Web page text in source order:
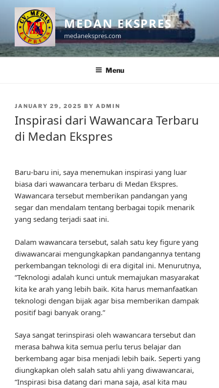
content
MEDAN EKSPRES
medanekspres.com
Menu
POSTED
JANUARY 29, 2025 BY ADMIN
Inspirasi dari Wawancara Terbaru
di Medan Ekspres
Baru-baru ini, saya menemukan inspirasi yang luar
biasa dari wawancara terbaru di Medan Ekspres.
Wawancara tersebut memberikan pandangan yang
segar dan mendalam tentang berbagai topik menarik
yang sedang terjadi saat ini.
Dalam wawancara tersebut, salah satu key figure yang
diwawancarai mengungkapkan pandangannya tentang
perkembangan teknologi di era digital ini. Menurutnya,
“Teknologi adalah kunci untuk memajukan masyarakat
kita ke arah yang lebih baik. Kita harus memanfaatkan
teknologi dengan bijak agar bisa memberikan dampak
positif bagi banyak orang.”
Saya sangat terinspirasi oleh wawancara tersebut dan
merasa bahwa kita semua perlu terus belajar dan
berkembang agar bisa menjadi lebih baik. Seperti yang
diungkapkan oleh salah satu ahli yang diwawancarai,
“Inspirasi bisa datang dari mana saja, asal kita mau